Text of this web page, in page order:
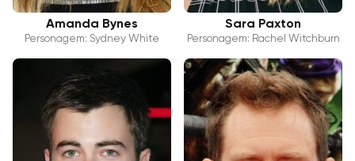
Amanda Bynes
Personagem: Sydney White
Sara Paxton
Personagem: Rachel Witchburn